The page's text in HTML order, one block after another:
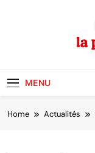
MENU
Home Actualités